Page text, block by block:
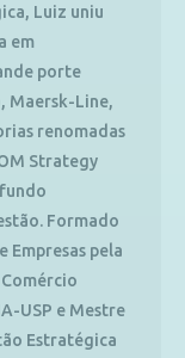
Luiz uniu
em
porte
Maersk-Line,
renomadas
Strategy
Formado
Empresas pela
Comércio
USP e Mestre
Estratégica